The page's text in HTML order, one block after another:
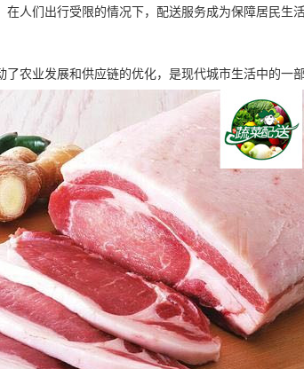
人们出行受限的情况下，配送服务成为保障居民生
农业发展和供应链的优化，是现代城市生活中的一部